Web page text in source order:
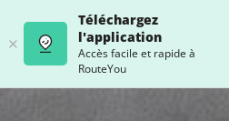
Téléchargez
l'application
Accès facile et rapide à
RouteYou